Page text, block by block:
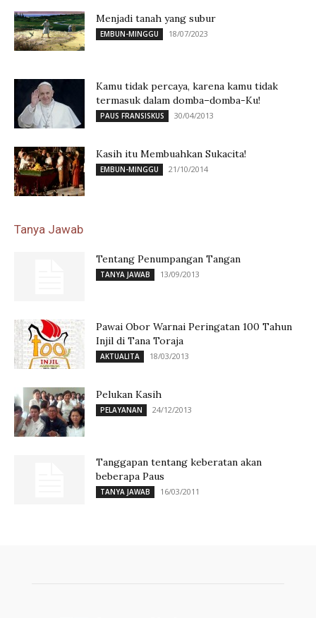
Menjadi tanah yang subur
EMBUN-MINGGU 18/07/2023
Kamu tidak percaya, karena kamu tidak
termasuk dalam domba–domba-Ku!
PAUS FRANSISKUS 30/04/2013
Kasih itu Membuahkan Sukacita!
EMBUN-MINGGU 21/10/2014
Tanya Jawab
Tentang Penumpangan Tangan
TANYA JAWAB 13/09/2013
Pawai Obor Warnai Peringatan 100 Tahun
Injil di Tana Toraja
AKTUALITA 18/03/2013
Pelukan Kasih
PELAYANAN 24/12/2013
Tanggapan tentang keberatan akan
beberapa Paus
TANYA JAWAB 16/03/2011